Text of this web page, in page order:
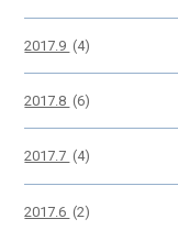
2017.9 (4)
2017.8 (6)
2017.7 (4)
2017.6 (2)